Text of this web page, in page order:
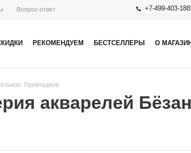
Вопрос-ответ +7-499-403-
РЕКОМЕНДУЕМ БЕСТСЕЛЛЕРЫ О
Прикладное
акварелей